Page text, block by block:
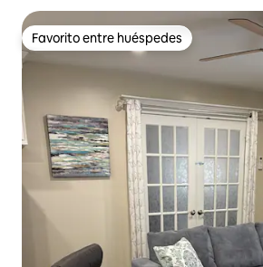
Favorito entre huéspedes
Favorito entre huéspedes